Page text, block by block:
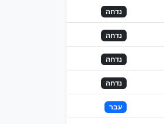
נדחה
נדחה
נדחה
נדחה
עבר